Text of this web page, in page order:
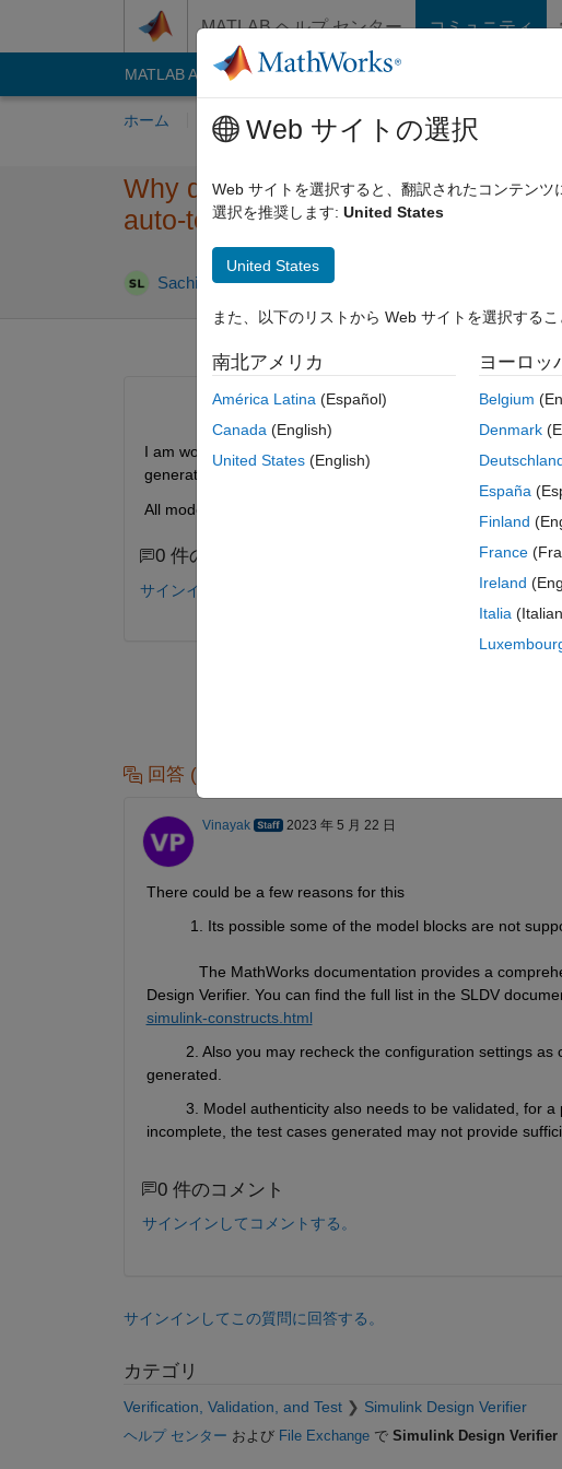
MATLAB ヘルプ センター コミュニティ
MATLAB Answers File Exchange
ホーム 質問する 回答 閲覧 MATLAB に関する
Why do I get an empty
auto-test case generation?
Sachin 2023 5 月 18 1 回答
I am working on MIL/SIL verification. Why do I get an
generation?
All model inputs are defined with proper min/max ranges.
0 件のコメント
サインインしてコメントする。
回答 (1 件)
Vinayak 2023 年 5 月 22 日
There could be a few reasons for this
Its possible some of the model blocks are not
The MathWorks documentation provides a
Design Verifier. You can find the full list in the SLDV
simulink-constructs.html
2. Also you may recheck the configuration settings
generated.
3. Model authenticity also needs to be validated,
incomplete, the test cases generated may not provide
0 件のコメント
サインインしてコメントする。
サインインしてこの質問に回答する。
カテゴリ
Verification, Validation, and Test Simulink Design Verifier
ヘルプ センター および File Exchangeで Simulink Design Verifier
Web サイトの選択
Web サイトを選択すると、翻訳されたコンテン
選択を推奨します: United States
United States
また、以下のリストから Web サイトを選択するこ
南北アメリカ
América Latina (Español)
Canada (English)
United States (English)
ヨーロッ
Belgium
Denmark
España
Finland
France
Ireland
Italia